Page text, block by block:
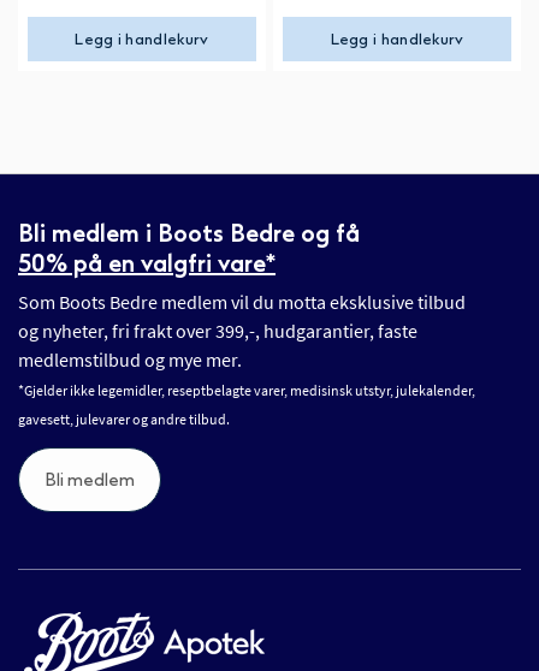
Legg i handlekurv Legg i handlekurv
Bli medlem i Boots Bedre og få
50% på en valgfri vare*
Som Boots Bedre medlem vil du motta eksklusive tilbud
og nyheter, fri frakt over 399,-, hudgarantier, faste
medlemstilbud og mye mer.
*Gjelder ikke legemidler, reseptbelagte varer, medisinsk utstyr, julekalender,
gavesett, julevarer og andre tilbud.
Bli medlem